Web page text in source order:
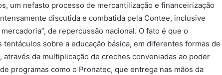
um nefasto processo de mercantilização e financeirização
discutida e combatida pela Contee, inclusive
de repercussão nacional. O fato é que o
sobre a educação básica, em diferentes formas de
através da multiplicação de creches conveniadas ao poder
programas como o Pronatec, que entrega nas mãos da